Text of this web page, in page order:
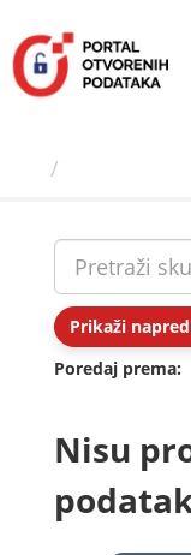
sadržaj
Prikaži
Poredaj prema
Nisu